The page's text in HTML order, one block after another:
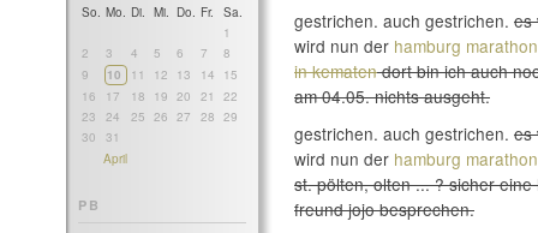
So. Mo. Di. Mi. Do. Fr.
Sa.
1
2
3 4 5 6 7
8
9
10 11 12 13 14
15
16
17 18 19 20 21
22
23
24 25 26 27 28 29
30
31
April
PB
gestrichen. auch gestrichen. es
wird nun der hamburg
in kematendort bin ich auch
am 04.05. nichts ausgeht.
gestrichen. auch gestrichen. es
wird nun der hamburg
st. pölten, olten ... ? sicher
freund jojo besprechen.